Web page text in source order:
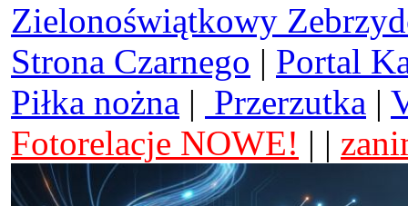
Zielonoświątkowy
Strona Czarnego | Portal
Piłka nożna | Przerzutka |
Fotorelacje NOWE! | |